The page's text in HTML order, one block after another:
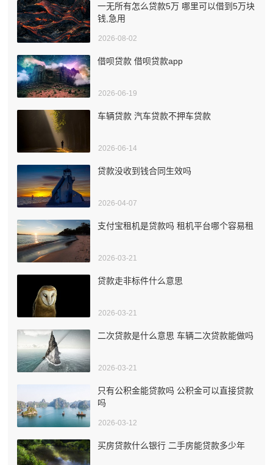
一无所有怎么贷款5万 哪里可以借到5万块
钱,急用
2026-08-02
借呗贷款 借呗贷款app
2026-06-19
车辆贷款 汽车贷款不押车贷款
2026-06-14
贷款没收到钱合同生效吗
2026-04-07
支付宝租机是贷款吗 租机平台哪个容易租
2026-03-21
贷款走非标件什么意思
2026-03-21
二次贷款是什么意思 车辆二次贷款能做吗
2026-03-21
只有公积金能贷款吗 公积金可以直接贷款
吗
2026-03-12
买房贷款什么银行 二手房能贷款多少年